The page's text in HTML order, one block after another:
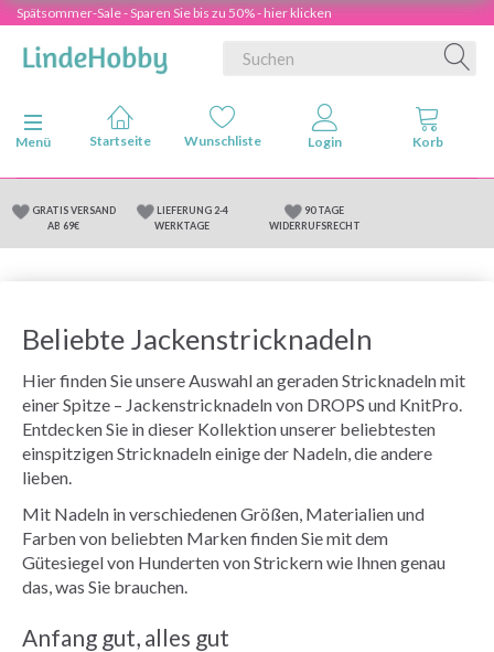
Spätsommer-Sale - Sparen Sie bis zu 50% - hier klicken
Anzeige ändern
Menü
GRATIS VERSAND
AB 69€
LIEFERUNG 2-4
WERKTAGE
90 TAGE
WIDERRUFSRECHT
Beliebte Jackenstricknadeln
Hier finden Sie unsere Auswahl an geraden Stricknadeln mit
einer Spitze – Jackenstricknadeln von DROPS und KnitPro.
Entdecken Sie in dieser Kollektion unserer beliebtesten
einspitzigen Stricknadeln einige der Nadeln, die andere
lieben.
Mit Nadeln in verschiedenen Größen, Materialien und
Farben von beliebten Marken finden Sie mit dem
Gütesiegel von Hunderten von Strickern wie Ihnen genau
das, was Sie brauchen.
Anfang gut, alles gut